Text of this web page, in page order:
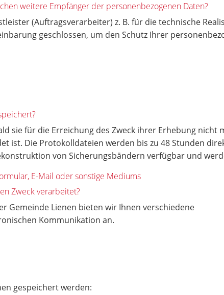
weitere Empfänger der personenbezogenen Daten?
(Auftragsverarbeiter) z. B. für die technische
geschlossen, um den Schutz Ihrer
sie für die Erreichung des Zweck ihrer Erhebung
ist. Die Protokolldateien werden bis zu 48 Stunden
von Sicherungsbändern verfügbar und
E-Mail oder sonstige Mediums
Zweck verarbeitet?
Gemeinde Lienen bieten wir Ihnen verschiedene
Kommunikation an.
gespeichert werden: